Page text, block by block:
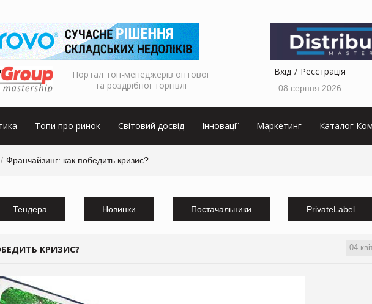
Портал топ-менеджерів оптової
та роздрібної торгівлі
Вхід Реєстрація
08 серпня 2026
Топи про ринок Світовий досвід Інновації Маркетинг Каталог
Франчайзинг: как победить кризис?
Тендера Новинки Постачальники PrivateLabel
04
КРИЗИС?